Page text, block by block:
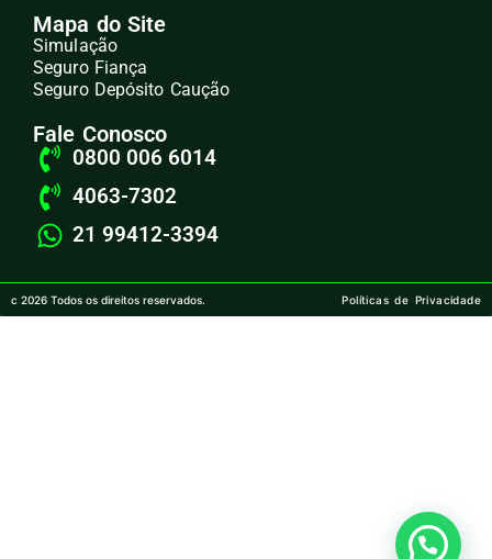
Mapa do Site
Simulação
Seguro Fiança
Seguro Depósito Caução
Fale Conosco
0800 006 6014
4063-7302
21 99412-3394
c 2026 Todos os direitos reservados. Políticas de Privacidade